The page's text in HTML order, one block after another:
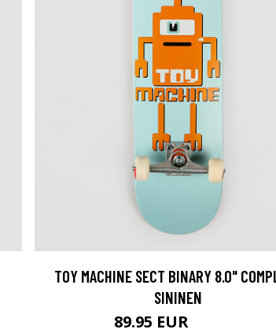
TOY MACHINE SECT BINARY 8.0"
SININEN
89.95 EUR